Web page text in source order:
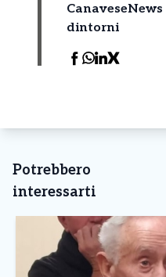
dintorni
Potrebbero
interessarti